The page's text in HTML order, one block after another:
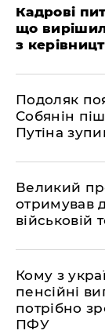
Кадрові
що
з
Подоляк
Собянін
Путіна
Великий
отримував
військовій
Кому з
пенсійні
потрібно
ПФУ